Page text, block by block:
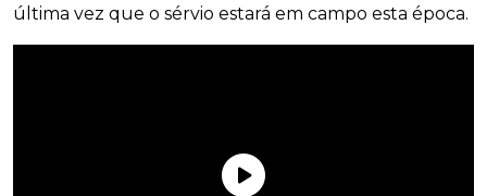
última vez que o sérvio estará em campo esta época.